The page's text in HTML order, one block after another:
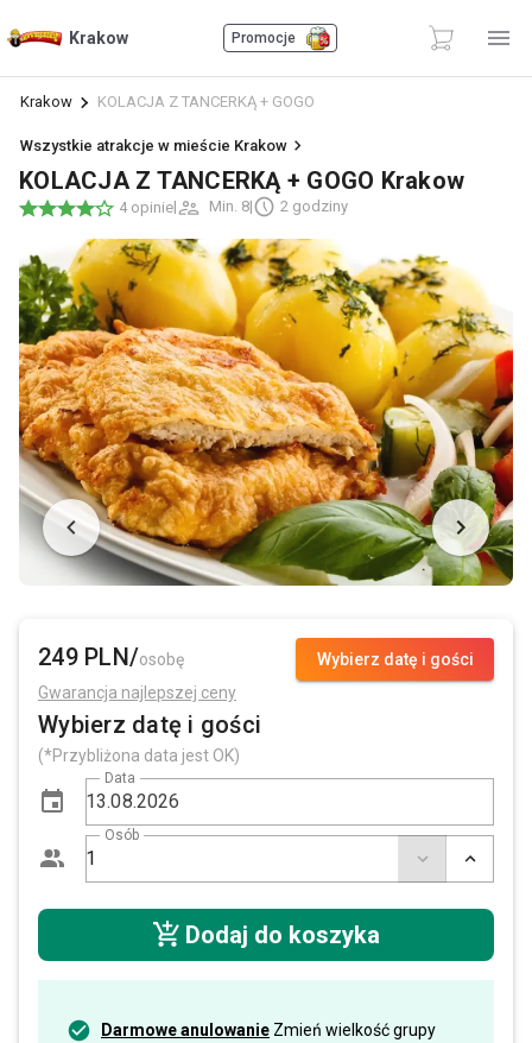
Krakow Promocje
Krakow KOLACJA Z TANCERKĄ + GOGO
Wszystkie atrakcje w mieście Krakow
KOLACJA Z TANCERKĄ + GOGO Krakow
4 opinie| Min. 8| 2 godziny
Wybierz datę i gości
249 PLN/osobę
Gwarancja najlepszej ceny
Wybierz datę i gości
(*Przybliżona data jest OK)
Data
Osób
Dodaj do koszyka
Darmowe anulowanie Zmień wielkość grupy